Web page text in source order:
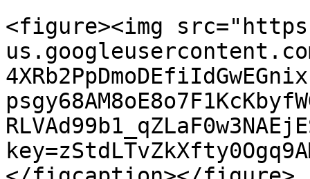
<figure><img